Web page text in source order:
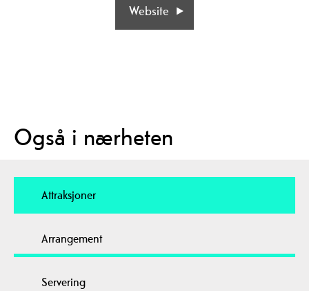
Website
Også i nærheten
Attraksjoner
Arrangement
Servering